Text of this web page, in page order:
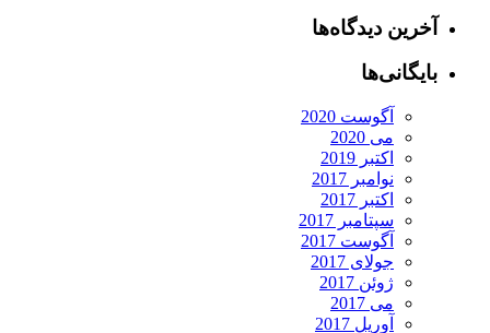
آخرین دیدگاه‌ها
بایگانی‌ها
آگوست 2020
می 2020
اکتبر 2019
نوامبر 2017
اکتبر 2017
سپتامبر 2017
آگوست 2017
جولای 2017
ژوئن 2017
می 2017
آوریل 2017